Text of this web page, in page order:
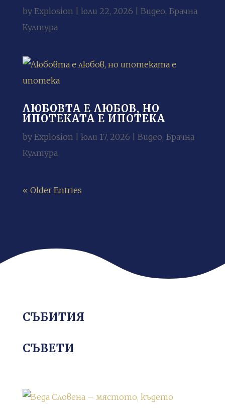
by Explosion юли 22, 2026 Видео, Брачна
Култура
ЛЮБОВТА Е ЛЮБОВ, НО
ИПОТЕКАТА Е ИПОТЕКА
by Explosion юли 17, 2026 Видео, Брачна
Култура
« Older Entries
СЪБИТИЯ
СЪВЕТИ